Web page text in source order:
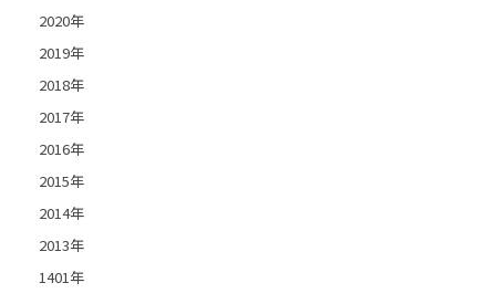
2020年
2019年
2018年
2017年
2016年
2015年
2014年
2013年
1401年